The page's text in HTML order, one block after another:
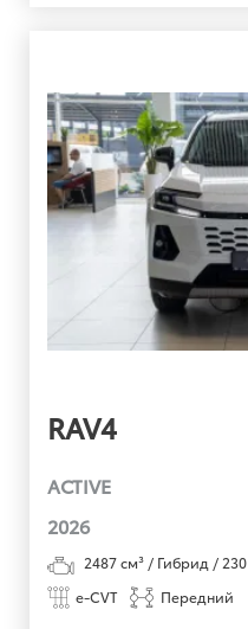
RAV4
ACTIVE
2026
2487см³ / Гибрид / 230
e-CVT
Передний